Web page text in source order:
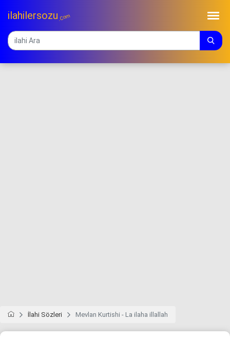
ilahilersozu.Com
İlahi Sözleri Mevlan Kurtishi - La ilaha illallah